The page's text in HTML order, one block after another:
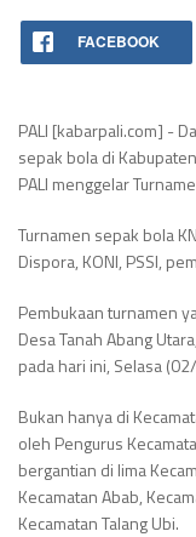
FACEBOOK
PALI [kabarpali.com] -
sepak bola di
PALI menggelar
Turnamen sepak bola
Dispora, KONI, PSSI,
Pembukaan turnamen
Desa Tanah Abang
pada hari ini, Selasa
Bukan hanya di
oleh Pengurus
bergantian di lima
Kecamatan Abab,
Kecamatan Talang Ubi.